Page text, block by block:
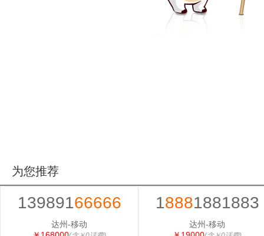
为您推荐
13989166666
达州-移动
18881881883
达州-移动